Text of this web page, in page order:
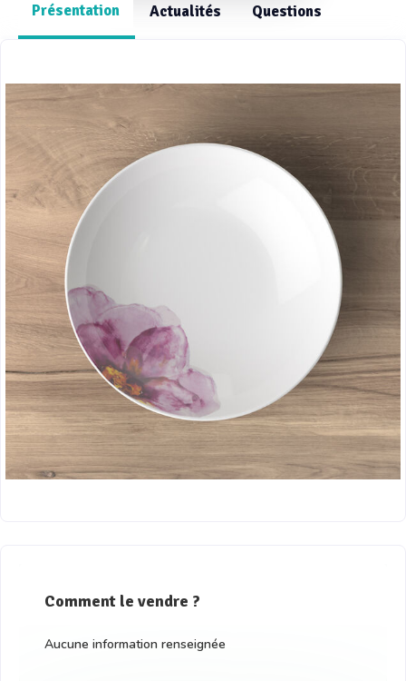
Présentation Actualités Questions
Comment le vendre ?
Aucune information renseignée